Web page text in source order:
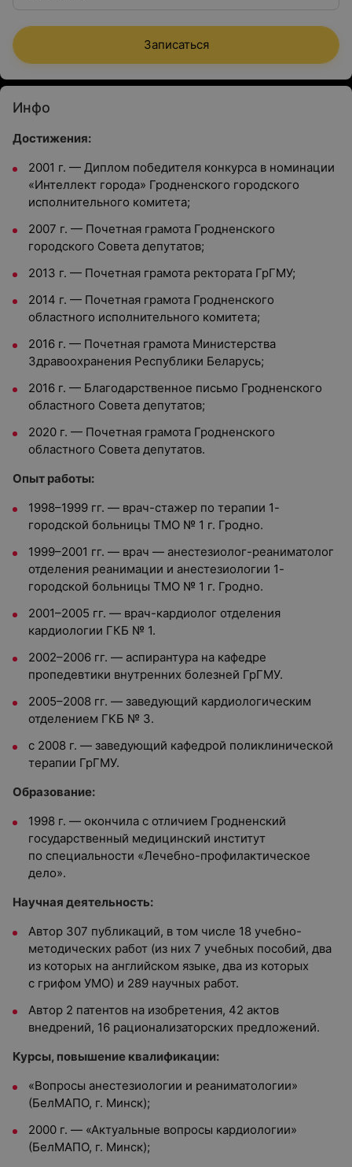
Записаться
Инфо
Достижения:
2001 г. — Диплом победителя конкурса в номинации
«Интеллект города» Гродненского городского
исполнительного комитета;
2007 г. — Почетная грамота Гродненского
городского Совета депутатов;
2013 г. — Почетная грамота ректората ГрГМУ;
2014 г. — Почетная грамота Гродненского
областного исполнительного комитета;
2016 г. — Почетная грамота Министерства
Здравоохранения Республики Беларусь;
2016 г. — Благодарственное письмо Гродненского
областного Совета депутатов;
2020 г. — Почетная грамота Гродненского
областного Совета депутатов.
Опыт работы:
1998–1999 гг. — врач-стажер по терапии 1-
городской больницы ТМО № 1 г. Гродно.
1999–2001 гг. — врач — анестезиолог-реаниматолог
отделения реанимации и анестезиологии 1-
городской больницы ТМО № 1 г. Гродно.
2001–2005 гг. — врач-кардиолог отделения
кардиологии ГКБ № 1.
2002–2006 гг. — аспирантура на кафедре
пропедевтики внутренних болезней ГрГМУ.
2005–2008 гг. — заведующий кардиологическим
отделением ГКБ № 3.
с 2008 г. — заведующий кафедрой поликлинической
терапии ГрГМУ.
Образование:
1998 г. — окончила с отличием Гродненский
государственный медицинский институт
по специальности «Лечебно-профилактическое
дело».
Научная деятельность:
Автор 307 публикаций, в том числе 18 учебно-
методических работ (из них 7 учебных пособий, два
из которых на английском языке, два из которых
с грифом УМО) и 289 научных работ.
Автор 2 патентов на изобретения, 42 актов
внедрений, 16 рационализаторских предложений.
Курсы, повышение квалификации:
«Вопросы анестезиологии и реаниматологии»
(БелМАПО, г. Минск);
2000 г. — «Актуальные вопросы кардиологии»
(БелМАПО, г. Минск);